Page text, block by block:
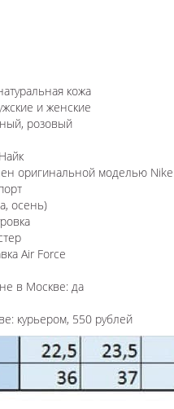
кожа
и женские
розовый
оригинальной моделью Nike
осень)
Air Force
в Москве: да
: курьером, 550 рублей